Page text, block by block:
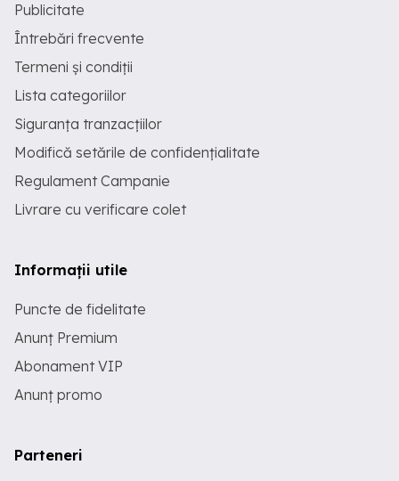
Publicitate
Întrebări frecvente
Termeni și condiții
Lista categoriilor
Siguranța tranzacțiilor
Modifică setările de confidențialitate
Regulament Campanie
Livrare cu verificare colet
Informații utile
Puncte de fidelitate
Anunț Premium
Abonament VIP
Anunț promo
Parteneri